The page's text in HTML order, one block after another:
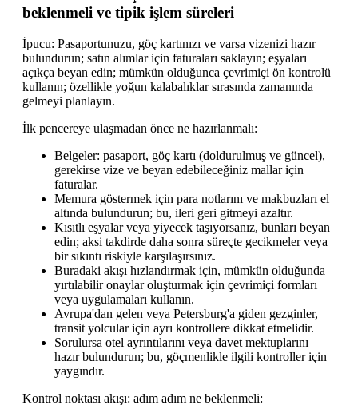
beklenmeli ve tipik işlem süreleri
İpucu: Pasaportunuzu, göç kartınızı ve varsa vizenizi hazır
bulundurun; satın alımlar için faturaları saklayın; eşyaları
açıkça beyan edin; mümkün olduğunca çevrimiçi ön kontrolü
kullanın; özellikle yoğun kalabalıklar sırasında zamanında
gelmeyi planlayın.
İlk pencereye ulaşmadan önce ne hazırlanmalı:
Belgeler: pasaport, göç kartı (doldurulmuş ve güncel),
gerekirse vize ve beyan edebileceğiniz mallar için
faturalar.
Memura göstermek için para notlarını ve makbuzları el
altında bulundurun; bu, ileri geri gitmeyi azaltır.
Kısıtlı eşyalar veya yiyecek taşıyorsanız, bunları beyan
edin; aksi takdirde daha sonra süreçte gecikmeler veya
bir sıkıntı riskiyle karşılaşırsınız.
Buradaki akışı hızlandırmak için, mümkün olduğunda
yırtılabilir onaylar oluşturmak için çevrimiçi formları
veya uygulamaları kullanın.
Avrupa'dan gelen veya Petersburg'a giden gezginler,
transit yolcular için ayrı kontrollere dikkat etmelidir.
Sorulursa otel ayrıntılarını veya davet mektuplarını
hazır bulundurun; bu, göçmenlikle ilgili kontroller için
yaygındır.
Kontrol noktası akışı: adım adım ne beklenmeli: